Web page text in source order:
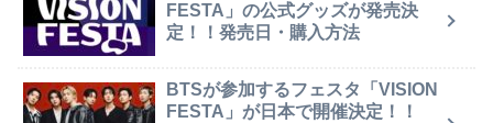
FESTA」の公式グッズが発売決
定！！発売日・購入方法
BTSが参加するフェスタ「VISION
FESTA」が日本で開催決定！！